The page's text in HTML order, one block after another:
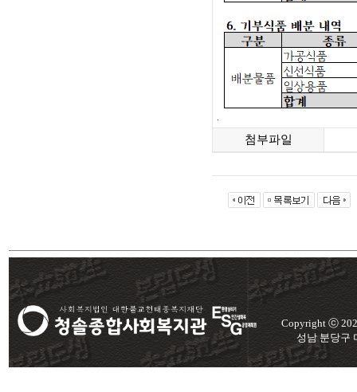
첨부파일
Copyright ⓒ
성남 분당구